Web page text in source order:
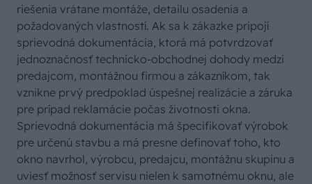
riešenia vrátane montáže, detailu osadenia a
požadovaných vlastností. Ak sa k zákazke pripojí
sprievodná dokumentácia, ktorá má potvrdzovať
jednoznačnosť technicko-obchodnej dohody medzi
predajcom, montážnou firmou a zákazníkom, tak
vznikne prvý predpoklad úspešnej realizácie a záruka
pre prípad reklamácie počas životnosti okna.
Sprievodná dokumentácia má špecifikovať výrobok
pre určenú stavbu a má presne definovať toho, kto
okno navrhol, výrobcu, predajcu, montážnu skupinu a
uviesť možnosť servisu nielen k samotnému oknu, ale